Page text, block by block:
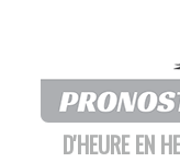
D'HEURE EN